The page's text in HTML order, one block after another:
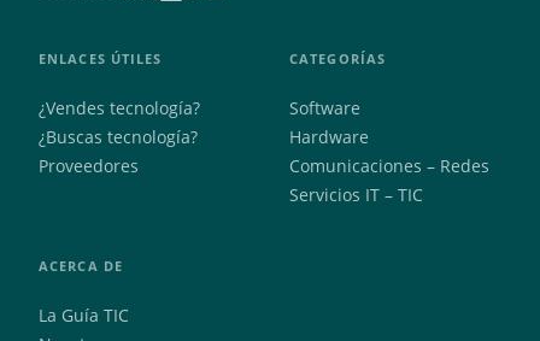
ENLACES ÚTILES
¿Vendes tecnología?
¿Buscas tecnología?
Proveedores
CATEGORÍAS
Software
Hardware
Comunicaciones – Redes
Servicios IT – TIC
ACERCA DE
La Guía TIC